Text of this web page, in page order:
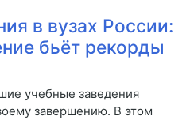
в вузах России:
бьёт рекорды
учебные заведения
завершению. В этом